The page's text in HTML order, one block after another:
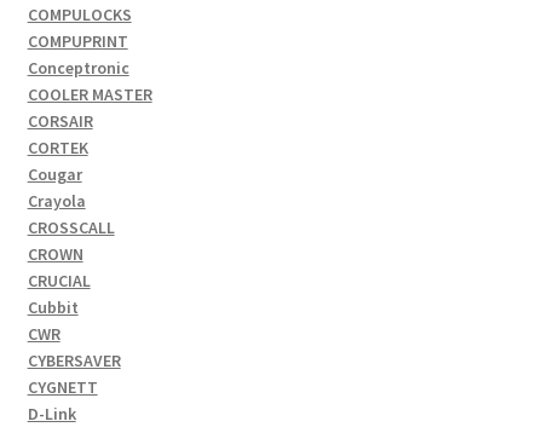
COMPULOCKS
COMPUPRINT
Conceptronic
COOLER MASTER
CORSAIR
CORTEK
Cougar
Crayola
CROSSCALL
CROWN
CRUCIAL
Cubbit
CWR
CYBERSAVER
CYGNETT
D-Link